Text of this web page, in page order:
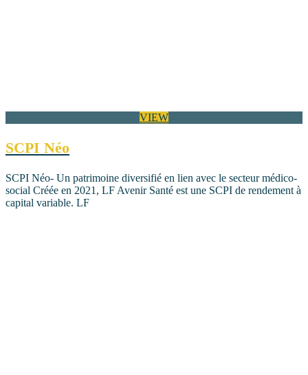
VIEW
SCPI Néo
SCPI Néo- Un patrimoine diversifié en lien avec le secteur médico-
social Créée en 2021, LF Avenir Santé est une SCPI de rendement à
capital variable. LF